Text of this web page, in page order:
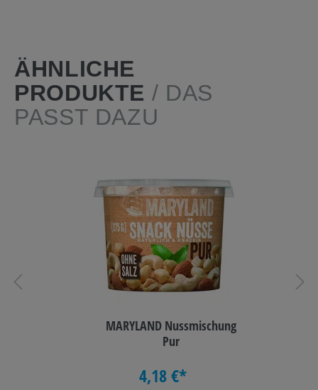
ÄHNLICHE
PRODUKTE / DAS
PASST DAZU
MARYLAND Nussmischung
Pur
4,18 €*